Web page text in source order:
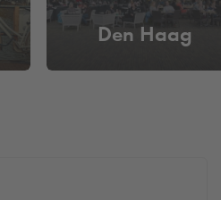
Den Haag